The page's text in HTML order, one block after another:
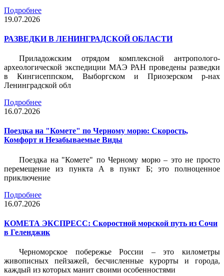
Подробнее
19.07.2026
РАЗВЕДКИ В ЛЕНИНГРАДСКОЙ ОБЛАСТИ
Приладожским отрядом комплексной антрополого-
археологической экспедиции МАЭ РАН проведены разведки
в Кингисеппском, Выборгском и Приозерском р-нах
Ленинградской обл
Подробнее
16.07.2026
Поездка на "Комете" по Черному морю: Скорость,
Комфорт и Незабываемые Виды
Поездка на "Комете" по Черному морю – это не просто
перемещение из пункта А в пункт Б; это полноценное
приключение
Подробнее
16.07.2026
КОМЕТА ЭКСПРЕСС: Скоростной морской путь из Сочи
в Геленджик
Черноморское побережье России – это километры
живописных пейзажей, бесчисленные курорты и города,
каждый из которых манит своими особенностями